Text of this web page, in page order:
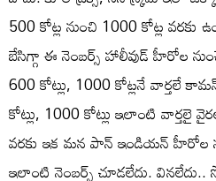
500 కోట్ల నుంచి 1000 కోట్ల వరకు
బేసిగ్గా ఈ నెంబర్స్ హాలీవుడ్ హీరోల
600 కోట్లు, 1000 కోట్లనే వార్తలే
కోట్లు, 1000 కోట్లు ఇలాంటి వార్తలై
వరకు ఇక మన పాన్ ఇండియన్ హీరోల
ఇలాంటి నెంబర్స్ చూడలేదు.